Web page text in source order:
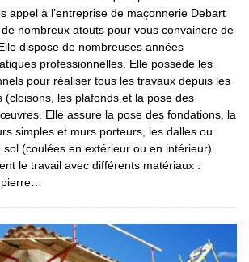
appel à l’entreprise de maçonnerie Debart
nombreux atouts pour vous convaincre de
dispose de nombreuses années
professionnelles. Elle possède les
pour réaliser tous les travaux depuis les
(cloisons, les plafonds et la pose des
Elle assure la pose des fondations, la
simples et murs porteurs, les dalles ou
(coulées en extérieur ou en intérieur).
le travail avec différents matériaux :